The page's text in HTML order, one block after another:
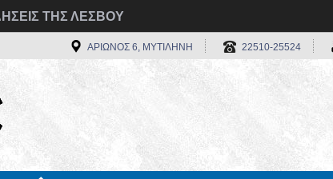
ΤΗΣ ΛΕΣΒΟΥ
ΑΡΙΩΝΟΣ 6, ΜΥΤΙΛΗΝΗ 22510-25524